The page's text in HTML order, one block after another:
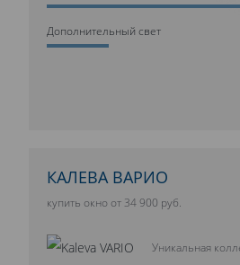
Дополнительный свет
КАЛЕВА ВАРИО
купить окно от 34 900 руб.
Уникальная